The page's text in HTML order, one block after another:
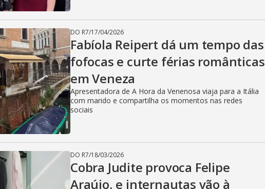
DO R7/17/04/2026
Fabíola Reipert dá um tempo das
fofocas e curte férias românticas
em Veneza
Apresentadora de A Hora da Venenosa viaja para a Itália
com marido e compartilha os momentos nas redes
sociais
DO R7/18/03/2026
Cobra Judite provoca Felipe
Araújo, e internautas vão à